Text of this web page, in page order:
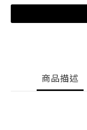
商品描述